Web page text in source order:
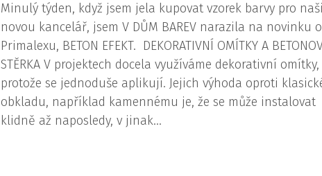
Minulý týden, když jsem jela kupovat vzorek barvy pro naši
novou kancelář, jsem V DŮM BAREV narazila na novinku
Primalexu, BETON EFEKT. DEKORATIVNÍ OMÍTKY A
STĚRKA V projektech docela využíváme dekorativní omítky,
protože se jednoduše aplikují. Jejich výhoda oproti
obkladu, například kamennému je, že se může instalovat
klidně až naposledy, v jinak...